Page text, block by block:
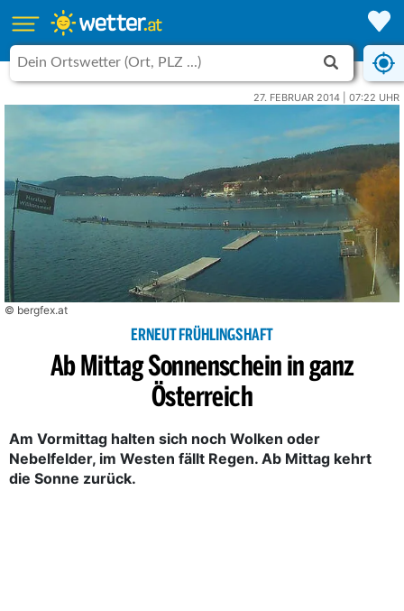
27. FEBRUAR 2014 | 07:22 UHR
© bergfex.at
ERNEUT FRÜHLINGSHAFT
Ab Mittag Sonnenschein in ganz
Österreich
Am Vormittag halten sich noch Wolken oder
Nebelfelder, im Westen fällt Regen. Ab Mittag kehrt
die Sonne zurück.